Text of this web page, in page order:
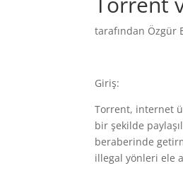
tarafından Özgür
Giriş:
Torrent, internet
bir şekilde
beraberinde
illegal yönleri ele